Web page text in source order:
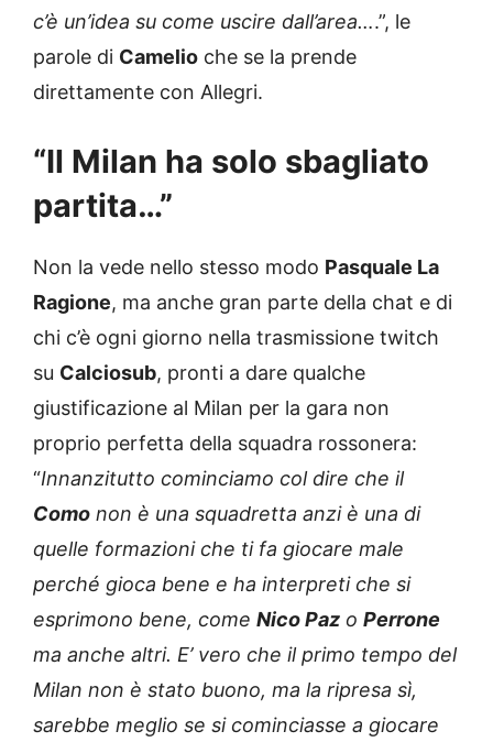
c’è un’idea su come uscire dall’area….”, le
parole di Camelio che se la prende
direttamente con Allegri.
“Il Milan ha solo sbagliato
partita…”
Non la vede nello stesso modo Pasquale La
Ragione, ma anche gran parte della chat e di
chi c’è ogni giorno nella trasmissione twitch
su Calciosub, pronti a dare qualche
giustificazione al Milan per la gara non
proprio perfetta della squadra rossonera:
“Innanzitutto cominciamo col dire che il
Como non è una squadretta anzi è una di
quelle formazioni che ti fa giocare male
perché gioca bene e ha interpreti che si
esprimono bene, come Nico Paz o Perrone
ma anche altri. E’ vero che il primo tempo del
Milan non è stato buono, ma la ripresa sì,
sarebbe meglio se si cominciasse a giocare